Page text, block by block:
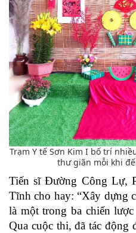
Trạm Y tế Sơn Kim I bố trí
thư giãn mỗi khi
Tiến sĩ Đường Công Lự,
Tĩnh cho hay: “Xây dựng
là một trong ba chiến
Qua cuộc thi, đã tác động